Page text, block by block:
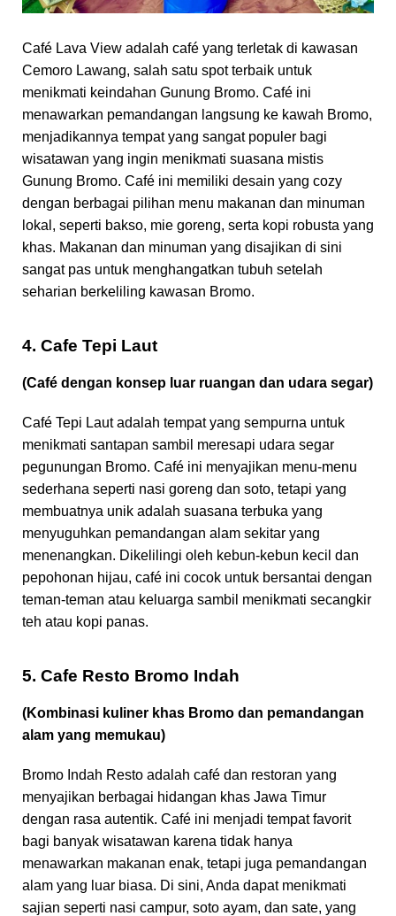
Café Lava View adalah café yang terletak di kawasan
Cemoro Lawang, salah satu spot terbaik untuk
menikmati keindahan Gunung Bromo. Café ini
menawarkan pemandangan langsung ke kawah Bromo,
menjadikannya tempat yang sangat populer bagi
wisatawan yang ingin menikmati suasana mistis
Gunung Bromo. Café ini memiliki desain yang cozy
dengan berbagai pilihan menu makanan dan minuman
lokal, seperti bakso, mie goreng, serta kopi robusta yang
khas. Makanan dan minuman yang disajikan di sini
sangat pas untuk menghangatkan tubuh setelah
seharian berkeliling kawasan Bromo.
4. Cafe Tepi Laut
(Café dengan konsep luar ruangan dan udara segar)
Café Tepi Laut adalah tempat yang sempurna untuk
menikmati santapan sambil meresapi udara segar
pegunungan Bromo. Café ini menyajikan menu-menu
sederhana seperti nasi goreng dan soto, tetapi yang
membuatnya unik adalah suasana terbuka yang
menyuguhkan pemandangan alam sekitar yang
menenangkan. Dikelilingi oleh kebun-kebun kecil dan
pepohonan hijau, café ini cocok untuk bersantai dengan
teman-teman atau keluarga sambil menikmati secangkir
teh atau kopi panas.
5. Cafe Resto Bromo Indah
(Kombinasi kuliner khas Bromo dan pemandangan
alam yang memukau)
Bromo Indah Resto adalah café dan restoran yang
menyajikan berbagai hidangan khas Jawa Timur
dengan rasa autentik. Café ini menjadi tempat favorit
bagi banyak wisatawan karena tidak hanya
menawarkan makanan enak, tetapi juga pemandangan
alam yang luar biasa. Di sini, Anda dapat menikmati
sajian seperti nasi campur, soto ayam, dan sate, yang